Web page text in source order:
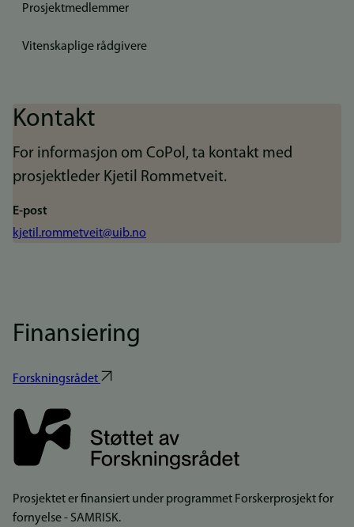
Prosjektmedlemmer
Vitenskaplige rådgivere
Kontakt
For informasjon om CoPol, ta kontakt med
prosjektleder Kjetil Rommetveit.
E-post
kjetil.rommetveit@uib.no
Finansiering
Forskningsrådet
Prosjektet er finansiert under programmet Forskerprosjekt for
fornyelse - SAMRISK.